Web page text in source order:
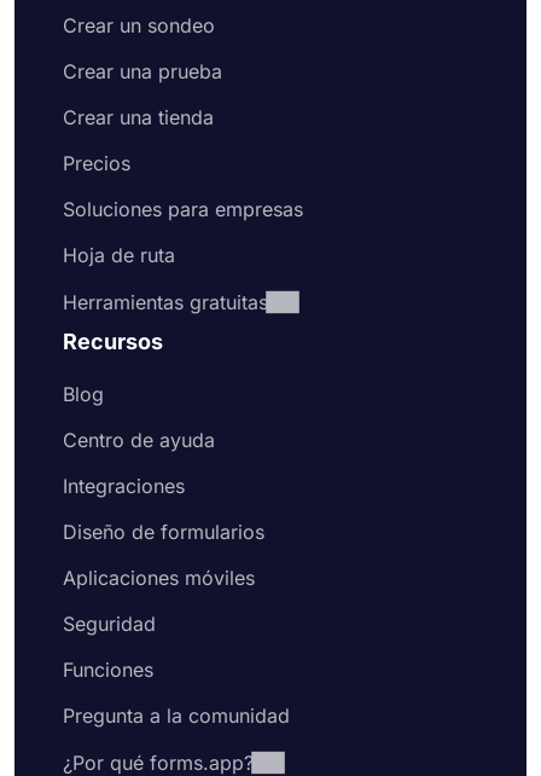
Crear un sondeo
Crear una prueba
Crear una tienda
Precios
Soluciones para empresas
Hoja de ruta
Herramientas gratuitas
Recursos
Blog
Centro de ayuda
Integraciones
Diseño de formularios
Aplicaciones móviles
Seguridad
Funciones
Pregunta a la comunidad
¿Por qué forms.app?